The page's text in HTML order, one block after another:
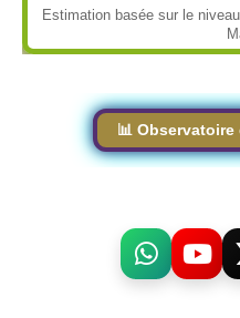
Estimation basée sur le
📊